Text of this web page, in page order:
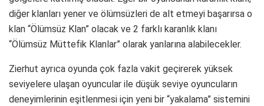
diğer klanları yener ve ölümsüzleri de alt etmeyi başarırsa o
klan “Ölümsüz Klan” olacak ve 2 farklı karanlık klanı
“Ölümsüz Müttefik Klanlar” olarak yanlarına alabilecekler.
Zierhut ayrıca oyunda çok fazla vakit geçirerek yüksek
seviyelere ulaşan oyuncular ile düşük seviye oyuncuların
deneyimlerinin eşitlenmesi için yeni bir “yakalama” sistemini